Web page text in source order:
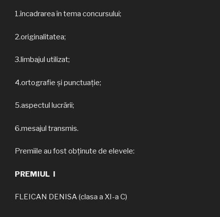
1.încadrarea în tema concursului;
2.originalitatea;
3.limbajul utilizat;
4.ortografie şi punctuaţie;
5.aspectul lucrării;
6.mesajul transmis.
Premiile au fost obținute de elevele:
PREMIUL I
FLEICAN DENISA (clasa a XI-a C)